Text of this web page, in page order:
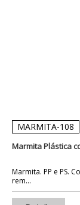
MARMITA-108
Marmita Plástica
Marmita. PP e PS.
rem...